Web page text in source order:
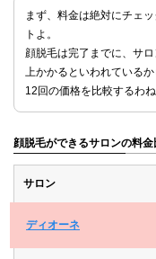
まず、料金は絶対にチェ
トよ。
顔脱毛は完了までに、サ
上かかるといわれている
12回の価格を比較するわね
顔脱毛ができるサロンの料金
サロン
ディオーネ